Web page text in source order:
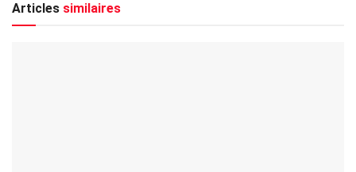
Articles similaires